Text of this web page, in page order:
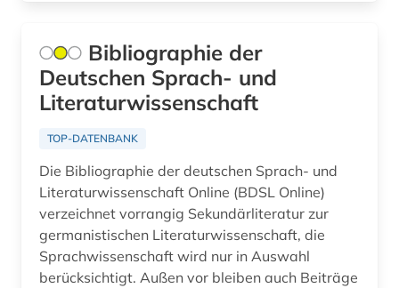
agäische kultur (1)
ahnen (1)
aids (1)
akademie (1)
akademie der bildenden künste (1)
akademie der bildenden künste münchen (1)
Bibliographie der
Deutschen Sprach- und
Literaturwissenschaft
TOP-DATENBANK
Die Bibliographie der deutschen Sprach- und
Literaturwissenschaft Online (BDSL Online)
verzeichnet vorrangig Sekundärliteratur zur
germanistischen Literaturwissenschaft, die
Sprachwissenschaft wird nur in Auswahl
berücksichtigt. Außen vor bleiben auch Beiträge